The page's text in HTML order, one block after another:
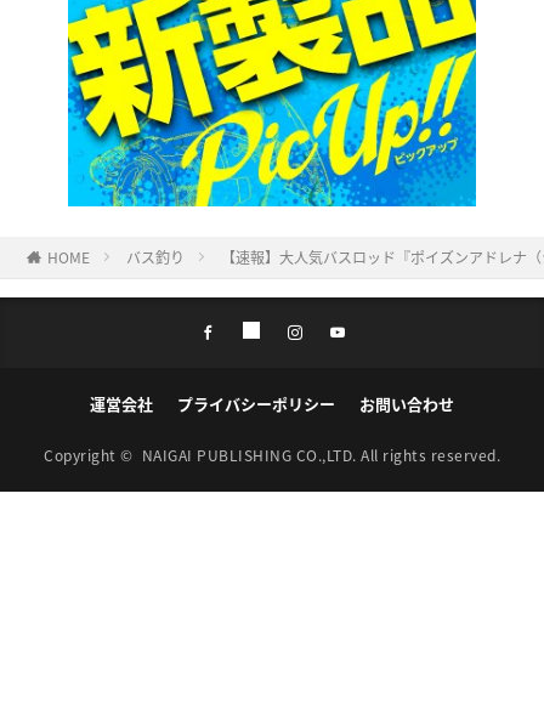
HOME バス釣り 【速報】大人気バスロッド『ポイズンアドレ
運営会社 プライバシーポリシー お問い合わせ
Copyright © NAIGAI PUBLISHING CO.,LTD. All rights reserved.